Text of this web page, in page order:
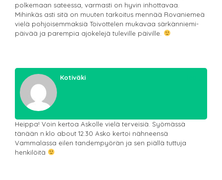
polkemaan sateessa, varmasti on hyvin inhottavaa.
Mihinkäs asti sitä on muuten tarkoitus mennää Rovaniemeä
vielä pohjoisemmaksiä Toivottelen mukavaa särkänniemi-
päivää ja parempia ajokelejä tuleville päiville.
Kotiväki
Heippa! Voin kertoa Askolle vielä terveisiä. Syömässä
tänään n.klo about 12.30 Asko kertoi nähneensä
Vammalassa eilen tandempyörän ja sen piällä tuttuja
henkilöitä